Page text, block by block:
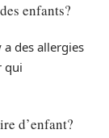
enfants?
a des allergies
qui
d’enfant?